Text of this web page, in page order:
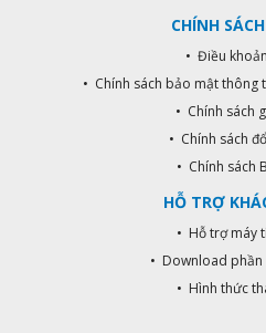
CHÍNH
• Điều
• Chính sách bảo mật thông
• Chính sách
• Chính sách
• Chính sách
HỖ TRỢ
• Hỗ trợ máy
• Download phần
• Hình thức